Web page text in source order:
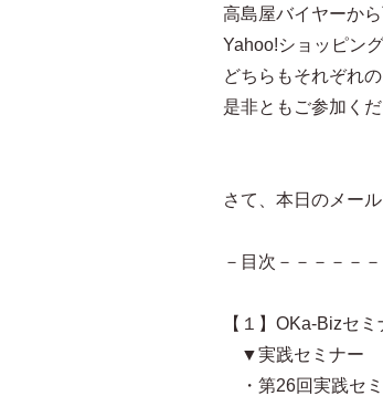
高島屋バイヤーか
Yahoo!ショッピン
どちらもそれぞれ
是非ともご参加くだ
さて、本日のメー
－目次－－－－－
【１】OKa-Bizセ
▼実践セミナー
・第26回実践セ